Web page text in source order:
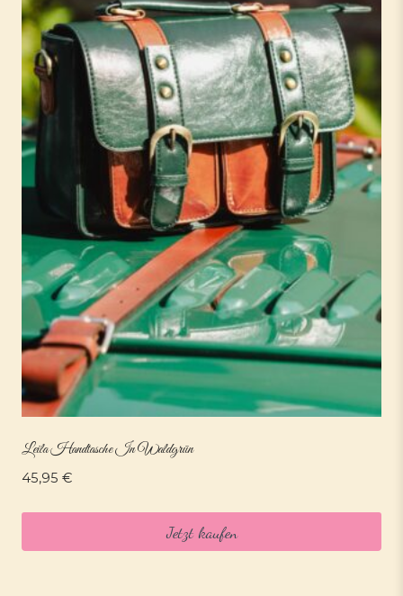
Leila Handtasche In Waldgrün
45,95 €
Jetzt kaufen